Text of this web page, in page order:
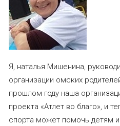
Я, наталья Мишенина,
организации омских
прошлом году наша
проекта «Атлет во благо», и
спорта может помочь детям